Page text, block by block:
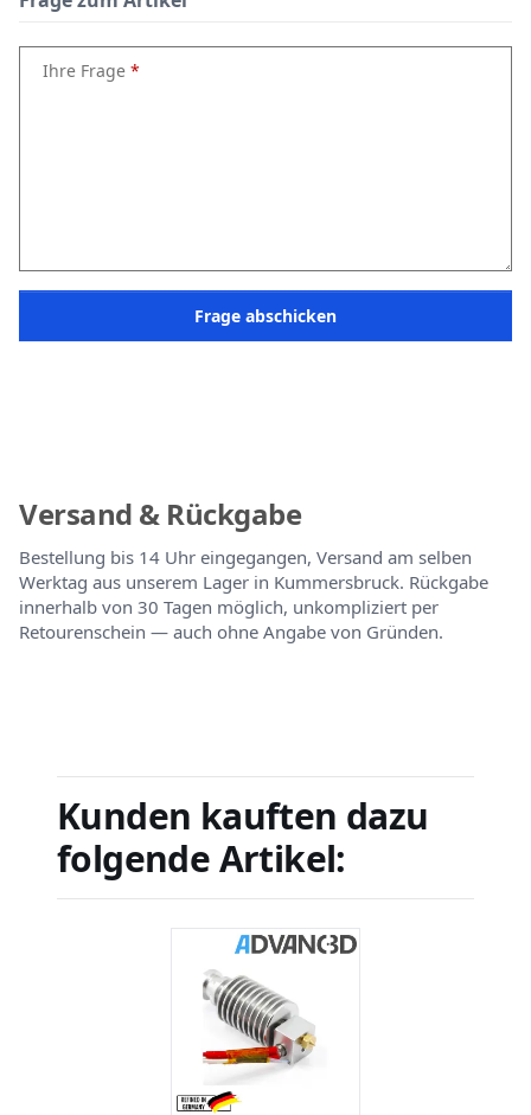
Ihre Frage
Frage abschicken
Versand & Rückgabe
Bestellung bis 14 Uhr eingegangen, Versand am selben
Werktag aus unserem Lager in Kummersbruck. Rückgabe
innerhalb von 30 Tagen möglich, unkompliziert per
Retourenschein — auch ohne Angabe von Gründen.
Kunden kauften dazu
folgende Artikel: